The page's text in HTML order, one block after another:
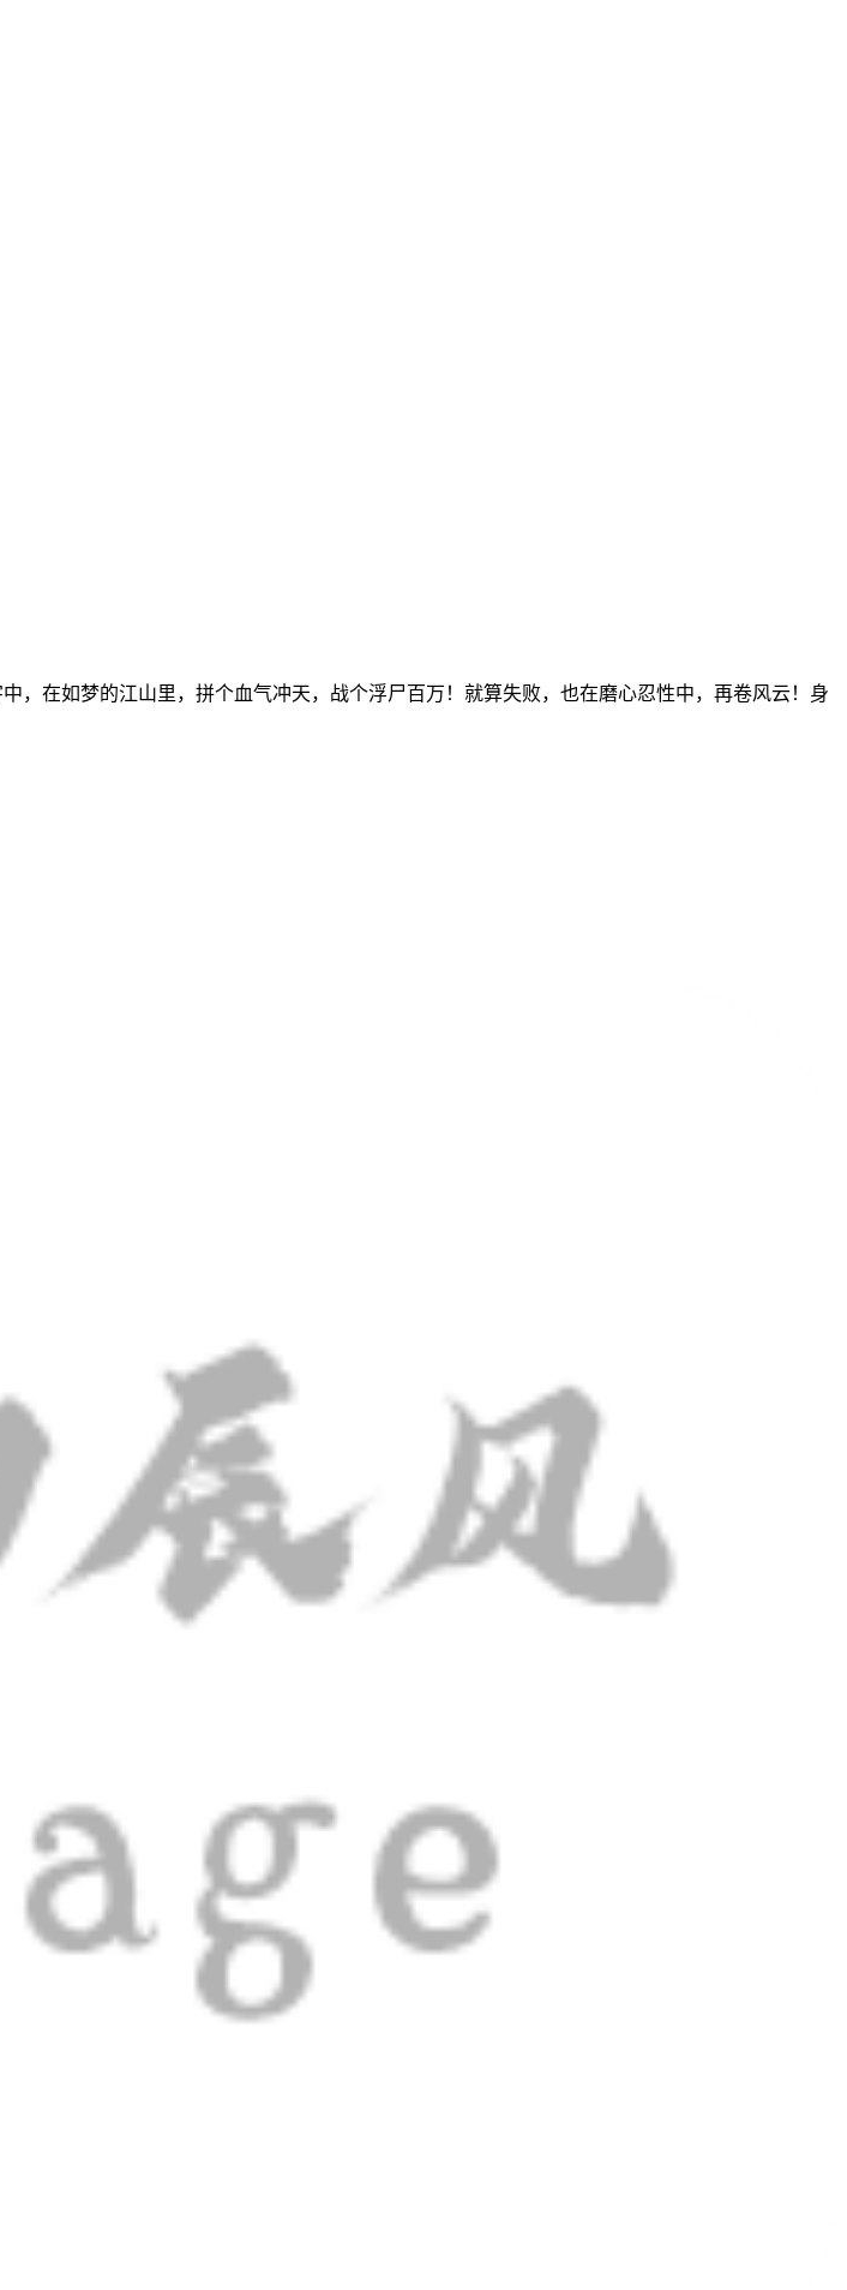
，在如梦的江山里，拼个血气冲天，战个浮尸百万！就算失败，也在磨心忍性中，再卷风云！身